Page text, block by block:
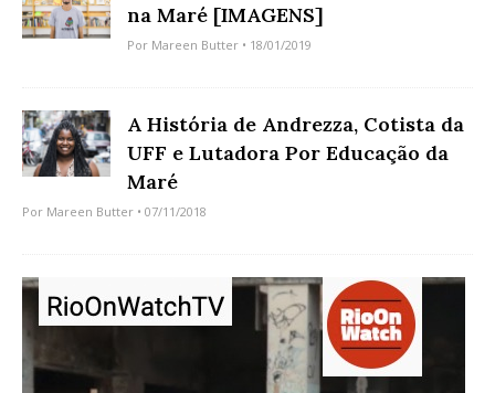
na Maré [IMAGENS]
Por Mareen Butter • 18/01/2019
A História de Andrezza, Cotista da
UFF e Lutadora Por Educação da
Maré
Por Mareen Butter • 07/11/2018